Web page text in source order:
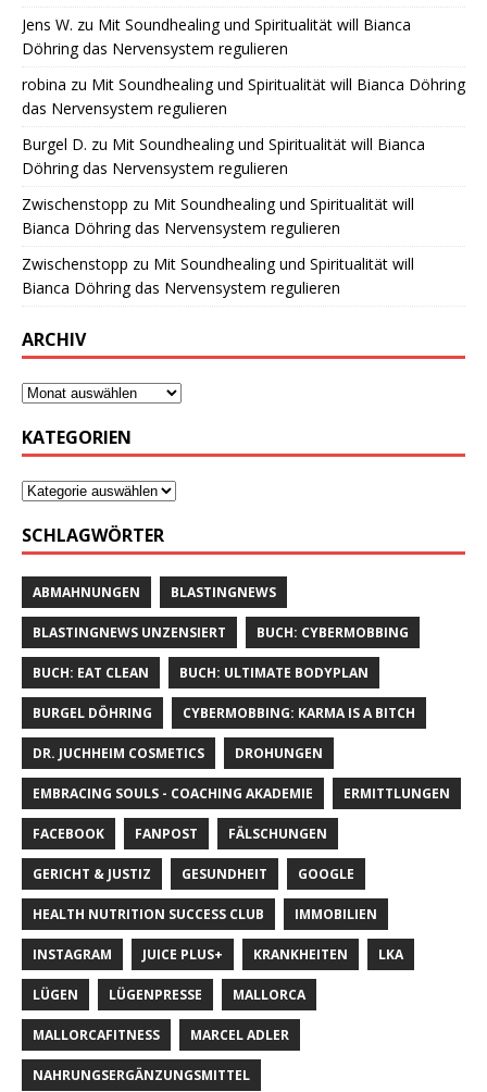
Jens W. zu Mit Soundhealing und Spiritualität will Bianca
Döhring das Nervensystem regulieren
robina zu Mit Soundhealing und Spiritualität will Bianca Döhring
das Nervensystem regulieren
Burgel D. zu Mit Soundhealing und Spiritualität will Bianca
Döhring das Nervensystem regulieren
Zwischenstopp zu Mit Soundhealing und Spiritualität will
Bianca Döhring das Nervensystem regulieren
Zwischenstopp zu Mit Soundhealing und Spiritualität will
Bianca Döhring das Nervensystem regulieren
ARCHIV
KATEGORIEN
SCHLAGWÖRTER
ABMAHNUNGEN BLASTINGNEWS
BLASTINGNEWS UNZENSIERT BUCH: CYBERMOBBING
BUCH: EAT CLEAN BUCH: ULTIMATE BODYPLAN
BURGEL DÖHRING CYBERMOBBING: KARMA IS A BITCH
DR. JUCHHEIM COSMETICS DROHUNGEN
EMBRACING SOULS - COACHING AKADEMIE ERMITTLUNGEN
FACEBOOK FANPOST FÄLSCHUNGEN
GERICHT & JUSTIZ GESUNDHEIT GOOGLE
HEALTH NUTRITION SUCCESS CLUB IMMOBILIEN
INSTAGRAM JUICE PLUS+ KRANKHEITEN LKA
LÜGEN LÜGENPRESSE MALLORCA
MALLORCAFITNESS MARCEL ADLER
NAHRUNGSERGÄNZUNGSMITTEL